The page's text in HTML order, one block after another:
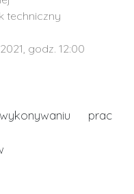
techniczny
godz. 12:00
prac